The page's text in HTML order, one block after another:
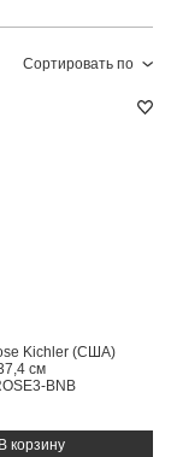
Сортировать по
Kichler (США)
см
BNB